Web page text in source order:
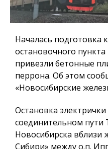
Началась подготовка
остановочного
привезли бетонные
перрона. Об этом
«Новосибирские
Остановка
соединительном пути
Новосибирска вблизи
Сибири» между о.п.